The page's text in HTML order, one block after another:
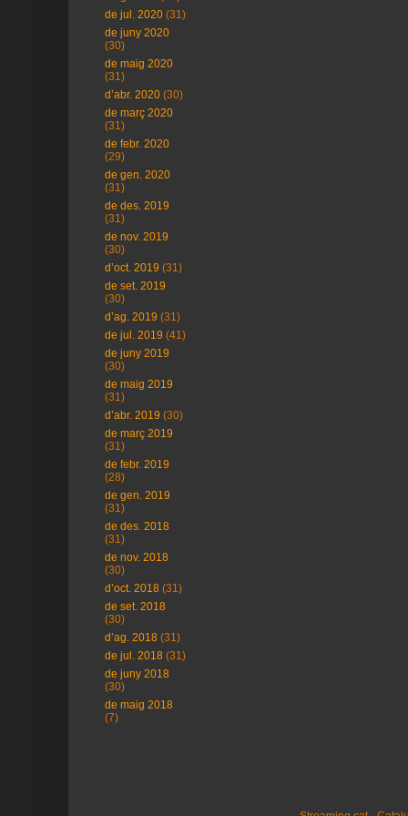
de jul. 2020 (31)
de juny 2020
(30)
de maig 2020
(31)
d’abr. 2020 (30)
de març 2020
(31)
de febr. 2020
(29)
de gen. 2020
(31)
de des. 2019
(31)
de nov. 2019
(30)
d’oct. 2019 (31)
de set. 2019
(30)
d’ag. 2019 (31)
de jul. 2019 (41)
de juny 2019
(30)
de maig 2019
(31)
d’abr. 2019 (30)
de març 2019
(31)
de febr. 2019
(28)
de gen. 2019
(31)
de des. 2018
(31)
de nov. 2018
(30)
d’oct. 2018 (31)
de set. 2018
(30)
d’ag. 2018 (31)
de jul. 2018 (31)
de juny 2018
(30)
de maig 2018
(7)